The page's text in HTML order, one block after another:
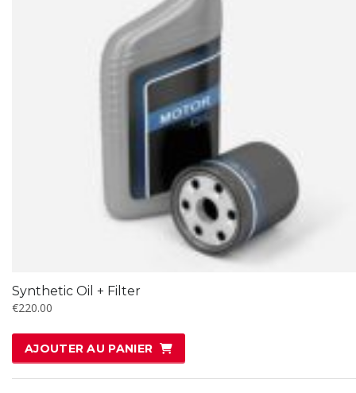
Synthetic Oil + Filter
€220.00
AJOUTER AU PANIER